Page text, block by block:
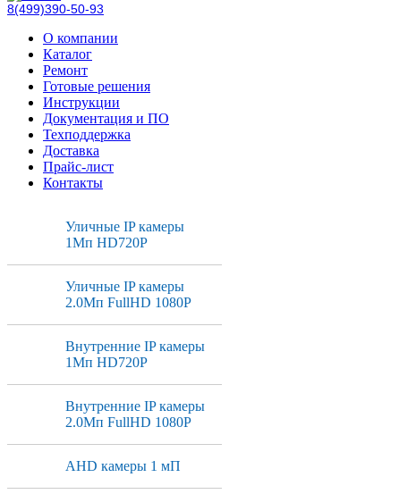
8(499)390-50-93
О компании
Каталог
Ремонт
Готовые решения
Инструкции
Документация и ПО
Техподдержка
Доставка
Прайс-лист
Контакты
Уличные IP камеры
1Мп HD720P
Уличные IP камеры
2.0Мп FullHD 1080P
Внутренние IP камеры
1Мп HD720P
Внутренние IP камеры
2.0Мп FullHD 1080P
AHD камеры 1 мП